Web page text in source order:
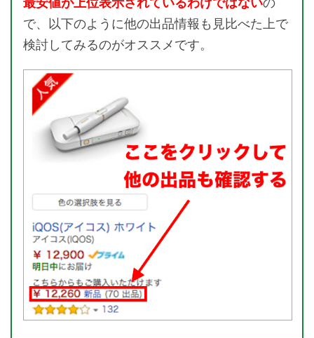
で、以下のように他の出品情報も見比べた上で
検討してみるのがオススメです。